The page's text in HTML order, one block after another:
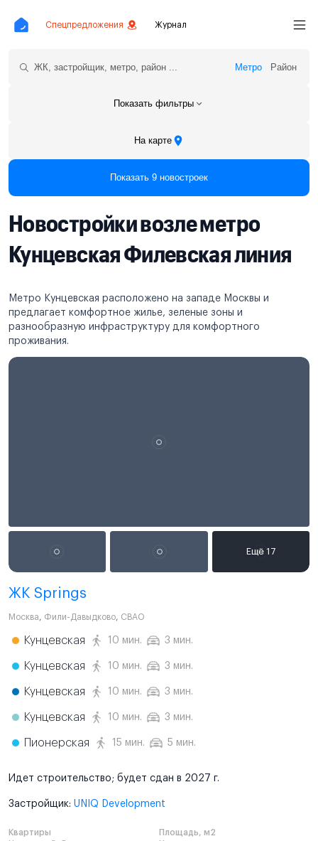
Спецпредложения Журнал
Метро Район
Показать фильтры
На карте
Показать 9 новостроек
Новостройки возле метро
Кунцевская Филевская линия
Метро Кунцевская расположено на западе Москвы и
предлагает комфортное жилье, зеленые зоны и
разнообразную инфраструктуру для комфортного
проживания.
ЖК Springs
Москва, Фили-Давыдково, СВАО
Кунцевская 10 мин. 3 мин.
Кунцевская 10 мин. 3 мин.
Кунцевская 10 мин. 3 мин.
Кунцевская 10 мин. 3 мин.
Пионерская 15 мин. 5 мин.
Идет строительство; будет сдан в 2027 г.
Застройщик: UNIQ Development
Квартиры
Площадь, м2